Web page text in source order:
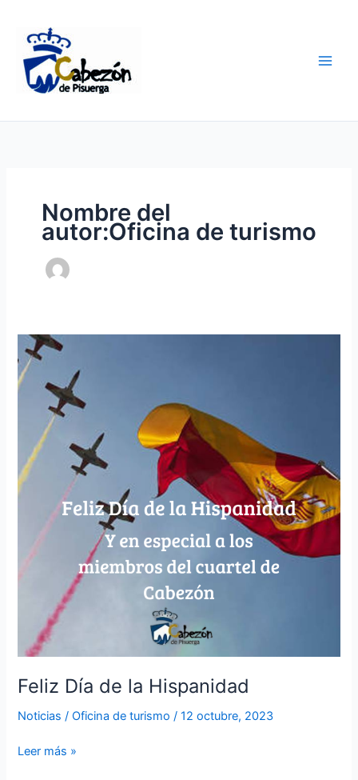
contenido
Nombre del
autor:Oficina de turismo
Feliz Día de la Hispanidad
Noticias /Oficina de turismo /12 octubre, 2023
Feliz
Día
de
Hispanidad
Leer más »